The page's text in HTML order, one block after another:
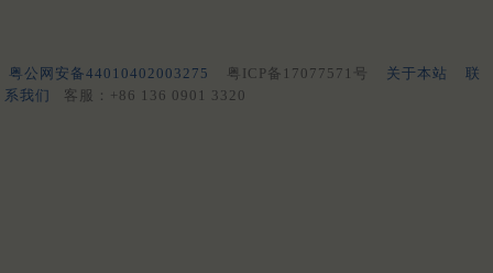
粤公网安备44010402003275 粤ICP备17077571号 关于本站
联
系我们
客服：+86 136 0901 3320